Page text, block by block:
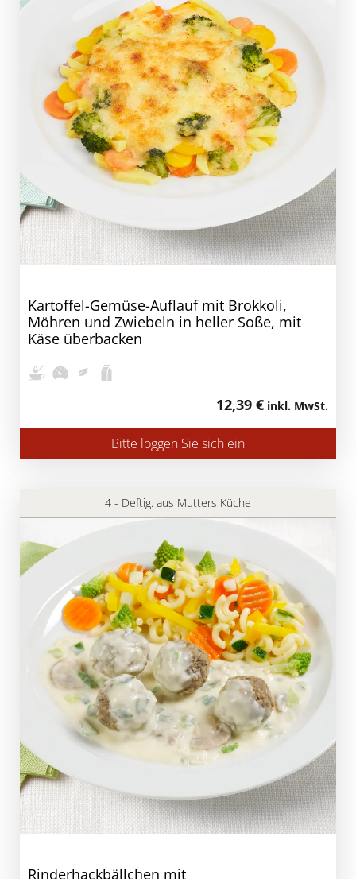
Kartoffel-Gemüse-Auflauf mit Brokkoli,
Möhren und Zwiebeln in heller Soße, mit
Käse überbacken
12,39 € inkl. MwSt.
Bitte loggen Sie sich ein
4 - Deftig. aus Mutters Küche
Rinderhackbällchen mit